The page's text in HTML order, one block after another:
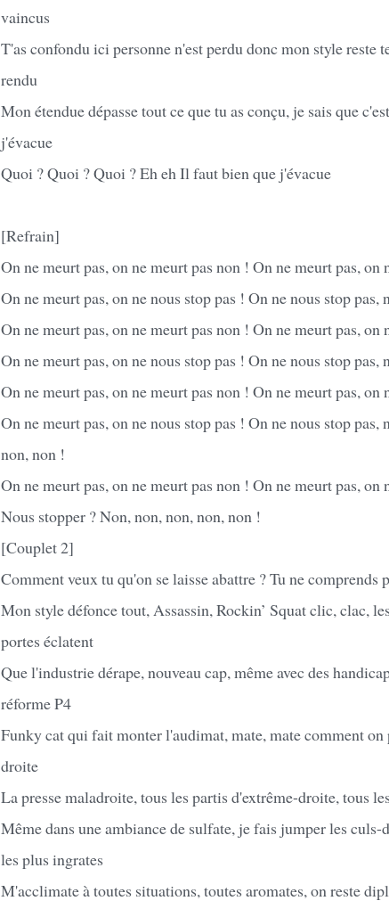
vaincus
T'as confondu ici personne n'est perdu donc mon style reste
rendu
Mon étendue dépasse tout ce que tu as conçu, je sais que
j'évacue
Quoi ? Quoi ? Quoi ? Eh eh Il faut bien que j'évacue
[Refrain]
On ne meurt pas, on ne meurt pas non ! On ne meurt pas, on
On ne meurt pas, on ne nous stop pas ! On ne nous stop pas,
On ne meurt pas, on ne meurt pas non ! On ne meurt pas, on
On ne meurt pas, on ne nous stop pas ! On ne nous stop pas,
On ne meurt pas, on ne meurt pas non ! On ne meurt pas, on
On ne meurt pas, on ne nous stop pas ! On ne nous stop pas,
non, non !
On ne meurt pas, on ne meurt pas non ! On ne meurt pas, on
Nous stopper ? Non, non, non, non, non !
[Couplet 2]
Comment veux tu qu'on se laisse abattre ? Tu ne comprends
Mon style défonce tout, Assassin, Rockin’ Squat clic, clac,
portes éclatent
Que l'industrie dérape, nouveau cap, même avec des
réforme P4
Funky cat qui fait monter l'audimat, mate, mate comment
droite
La presse maladroite, tous les partis d'extrême-droite, tous
Même dans une ambiance de sulfate, je fais jumper les
les plus ingrates
M'acclimate à toutes situations, toutes aromates, on reste